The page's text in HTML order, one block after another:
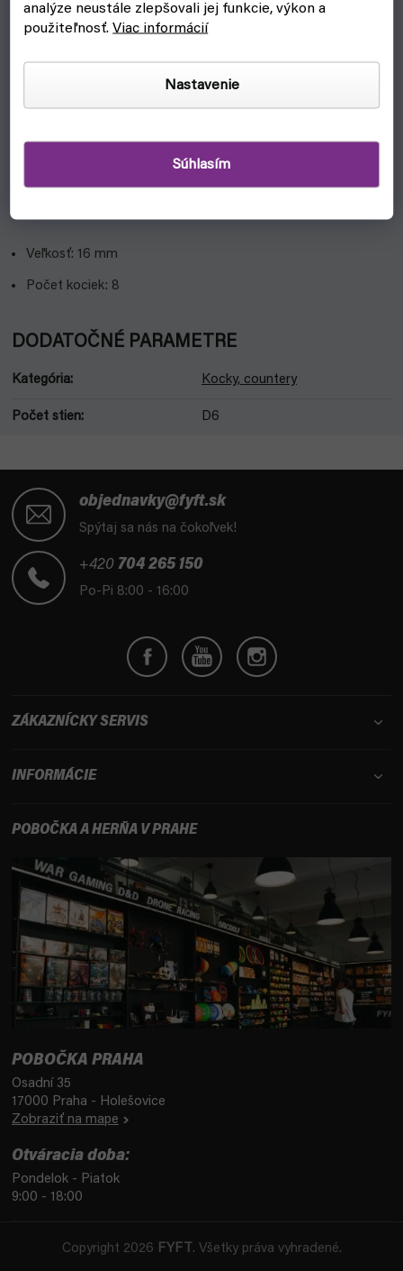
analýze neustále zlepšovali jej funkcie, výkon a
použiteľnosť.Viac informácií
Nastavenie
Súhlasím
Prečo?
Ak hráš Magic: the Gathering, vieš, že nejaké tie kocky ako
countery sa vždy hodia. Už si nemusíš požičiavať – môžeš
všetkom zmätok. Toto balenie tento problém rieši.
Vlastnosti:
Veľkosť: 16 mm
Počet kociek: 8
DODATOČNÉ PARAMETRE
Kategória: Kocky, countery
Počet stien: D6
objednavky@fyft.sk
Spýtaj sa nás na čokoľvek!
+420 704 265 150
Po-Pi 8:00 - 16:00
ZÁKAZNÍCKY SERVIS
INFORMÁCIE
POBOČKA A HERŇA V PRAHE
POBOČKA PRAHA
Osadní 35
17000 Praha - Holešovice
Zobraziť na mape
Otváracia doba:
Pondelok - Piatok
9:00 - 18:00
Copyright 2026 FYFT . Všetky práva vyhradené.